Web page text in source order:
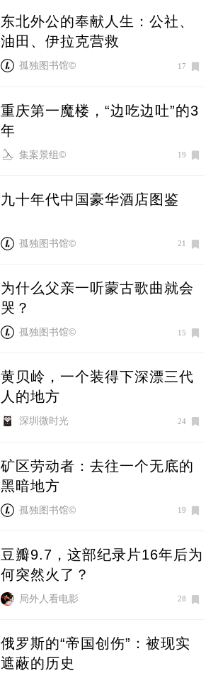
东北外公的奉献人生：公社、
油田、伊拉克营救
孤独图书馆© 17
重庆第一魔楼，“边吃边吐”的3
年
集案景组© 19
九十年代中国豪华酒店图鉴
孤独图书馆© 21
为什么父亲一听蒙古歌曲就会
哭？
孤独图书馆© 15
黄贝岭，一个装得下深漂三代
人的地方
深圳微时光 24
矿区劳动者：去往一个无底的
黑暗地方
孤独图书馆© 19
豆瓣9.7，这部纪录片16年后为
何突然火了？
局外人看电影 28
俄罗斯的“帝国创伤”：被现实
遮蔽的历史